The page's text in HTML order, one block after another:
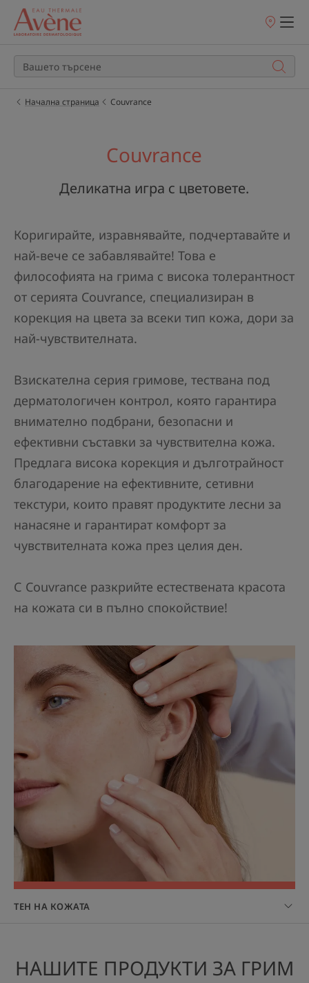
Точки
Начална страница Couvrance
Couvrance
Деликатна игра с цветовете.
Коригирайте, изравнявайте, подчертавайте и
най-вече се забавлявайте! Това е
философията на грима с висока толерантност
от серията Couvrance, специализиран в
корекция на цвета за всеки тип кожа, дори за
най-чувствителната.
Взискателна серия гримове, тествана под
дерматологичен контрол, която гарантира
внимателно подбрани, безопасни и
ефективни съставки за чувствителна кожа.
Предлага висока корекция и дълготрайност
благодарение на ефективните, сетивни
текстури, които правят продуктите лесни за
нанасяне и гарантират комфорт за
чувствителната кожа през целия ден.
С Couvrance разкрийте естествената красота
на кожата си в пълно спокойствие!
ТЕН НА КОЖАТА
НАШИТЕ ПРОДУКТИ ЗА ГРИМ